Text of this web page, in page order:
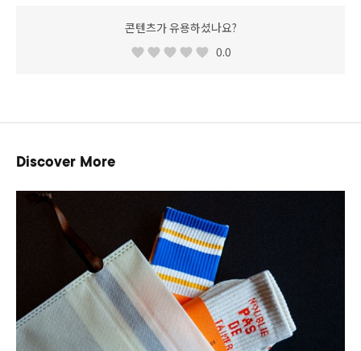
콘텐츠가 유용하셨나요?
0.0
Discover More